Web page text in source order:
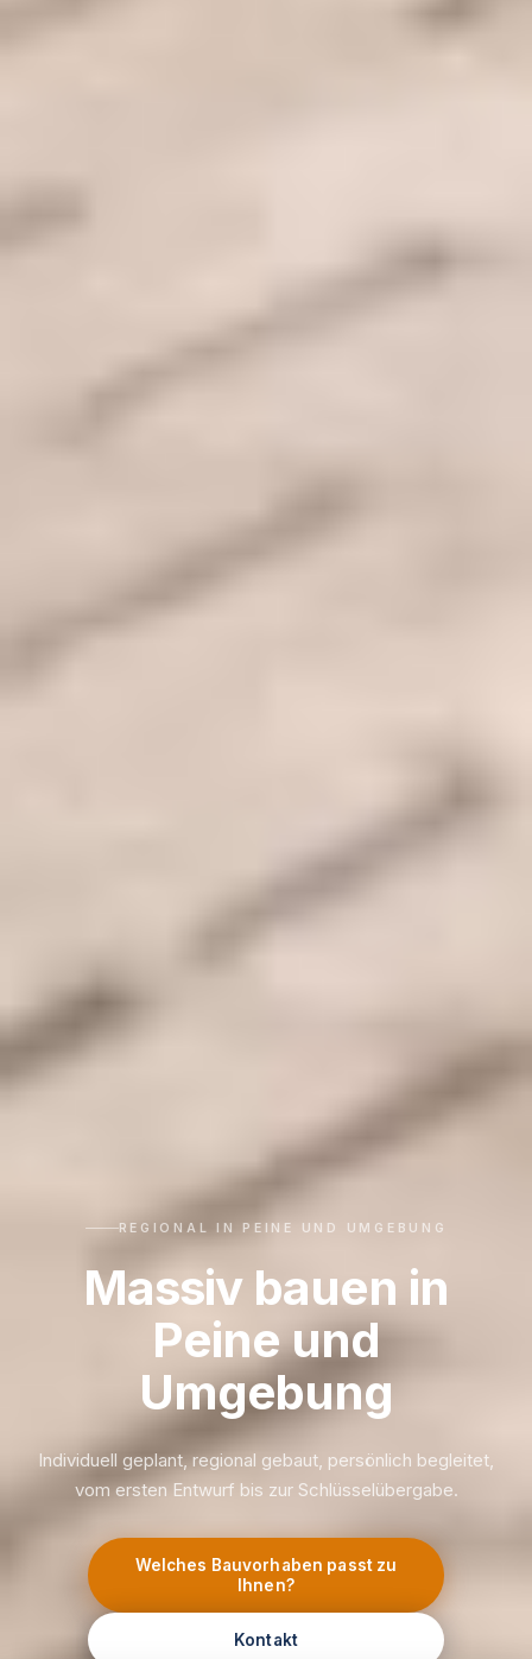
REGIONAL IN PEINE UND UMGEBUNG
Massiv bauen in
Peine und
Umgebung
Individuell geplant, regional gebaut, persönlich begleitet,
vom ersten Entwurf bis zur Schlüsselübergabe.
Welches Bauvorhaben passt zu
Ihnen?
Kontakt